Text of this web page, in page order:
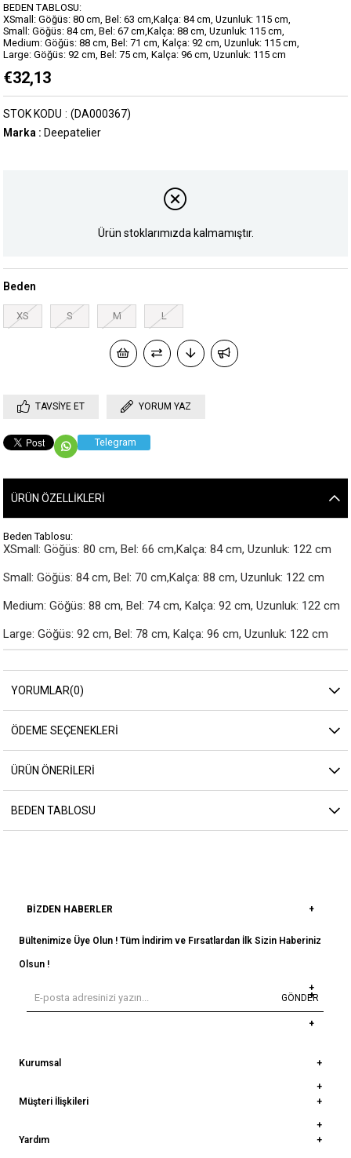
BEDEN TABLOSU:
XSmall: Göğüs: 80 cm, Bel: 63 cm,Kalça: 84 cm, Uzunluk: 115 cm,
Small: Göğüs: 84 cm, Bel: 67 cm,Kalça: 88 cm, Uzunluk: 115 cm,
Medium: Göğüs: 88 cm, Bel: 71 cm, Kalça: 92 cm, Uzunluk: 115 cm,
Large: Göğüs: 92 cm, Bel: 75 cm, Kalça: 96 cm, Uzunluk: 115 cm
€32,13
(DA000367)
STOK KODU
Marka : Deepatelier
Ürün stoklarımızda kalmamıştır.
Beden
XS S M L
TAVSIYE ET YORUM YAZ
Telegram
ÜRÜN ÖZELLIKLERI
Beden Tablosu:
XSmall: Göğüs: 80 cm, Bel: 66 cm,Kalça: 84 cm, Uzunluk: 122 cm
Small: Göğüs: 84 cm, Bel: 70 cm,Kalça: 88 cm, Uzunluk: 122 cm
Medium: Göğüs: 88 cm, Bel: 74 cm, Kalça: 92 cm, Uzunluk: 122 cm
Large: Göğüs: 92 cm, Bel: 78 cm, Kalça: 96 cm, Uzunluk: 122 cm
YORUMLAR(0)
ÖDEME SEÇENEKLERI
ÜRÜN ÖNERILERI
BEDEN TABLOSU
BIZDEN HABERLER
Bültenimize Üye Olun ! Tüm İndirim ve Fırsatlardan İlk Sizin Haberiniz
Olsun !
GÖNDER
Kurumsal
Müşteri İlişkileri
Yardım